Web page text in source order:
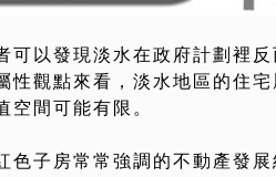
可以發現淡水在政府計劃裡
性觀點來看，淡水地區的住
空間可能有限。
色子房常常強調的不動產發